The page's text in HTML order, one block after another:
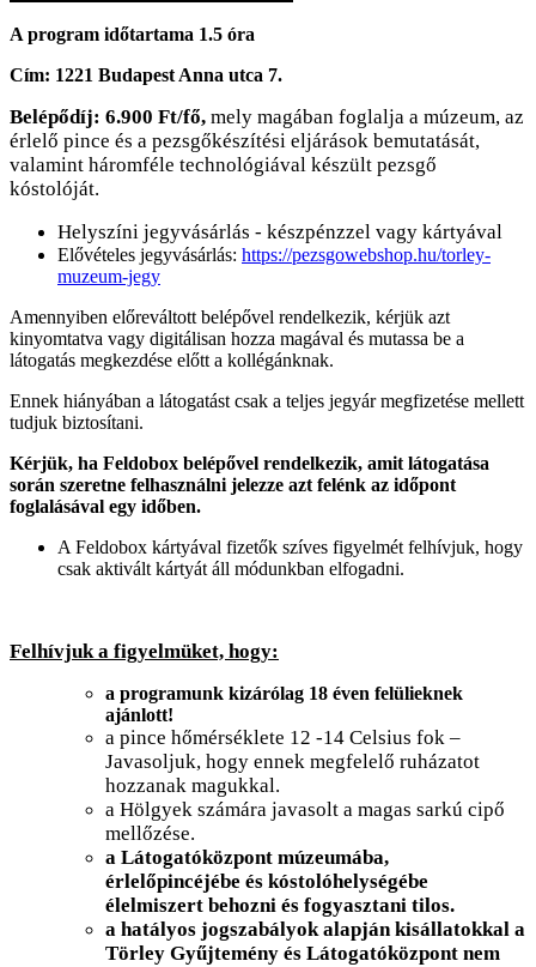
A program időtartama 1.5 óra
Cím: 1221 Budapest Anna utca 7.
Belépődíj: 6.900 Ft/fő, mely magában foglalja a múzeum, az
érlelő pince és a pezsgőkészítési eljárások bemutatását,
valamint háromféle technológiával készült pezsgő
kóstolóját.
Helyszíni jegyvásárlás - készpénzzel vagy kártyával
Elővételes jegyvásárlás: https://pezsgowebshop.hu/torley-
muzeum-jegy
Amennyiben előreváltott belépővel rendelkezik, kérjük azt
kinyomtatva vagy digitálisan hozza magával és mutassa be a
látogatás megkezdése előtt a kollégánknak.
Ennek hiányában a látogatást csak a teljes jegyár megfizetése mellett
tudjuk biztosítani.
Kérjük, ha Feldobox belépővel rendelkezik, amit látogatása
során szeretne felhasználni jelezze azt felénk az időpont
foglalásával egy időben.
A Feldobox kártyával fizetők szíves figyelmét felhívjuk, hogy
csak aktivált kártyát áll módunkban elfogadni.
Felhívjuk a figyelmüket, hogy:
a programunk kizárólag 18 éven felülieknek
ajánlott!
a pince hőmérséklete 12 -14 Celsius fok –
Javasoljuk, hogy ennek megfelelő ruházatot
hozzanak magukkal.
a Hölgyek számára javasolt a magas sarkú cipő
mellőzése.
a Látogatóközpont múzeumába,
érlelőpincéjébe és kóstolóhelységébe
élelmiszert behozni és fogyasztani tilos.
a hatályos jogszabályok alapján kisállatokkal a
Törley Gyűjtemény és Látogatóközpont nem